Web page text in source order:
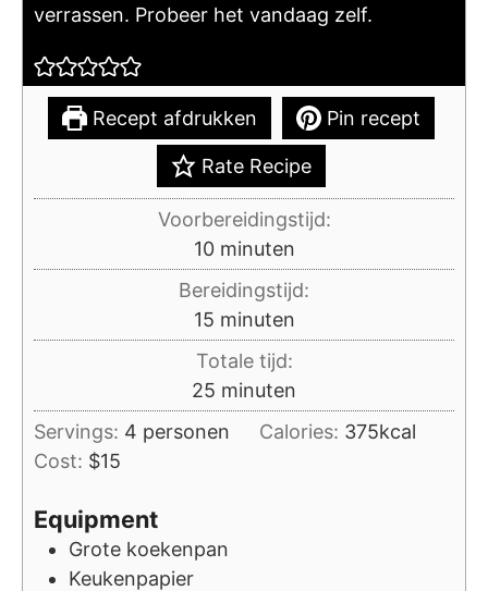
verrassen. Probeer het vandaag zelf.
Recept afdrukken Pin recept
Rate Recipe
Voorbereidingstijd:
10minuten
minuten
Bereidingstijd:
15minuten
minuten
Totale tijd:
25 minuten
minuten
Servings: 4 personen Calories: 375kcal
Cost: $15
Equipment
Grote koekenpan
Keukenpapier